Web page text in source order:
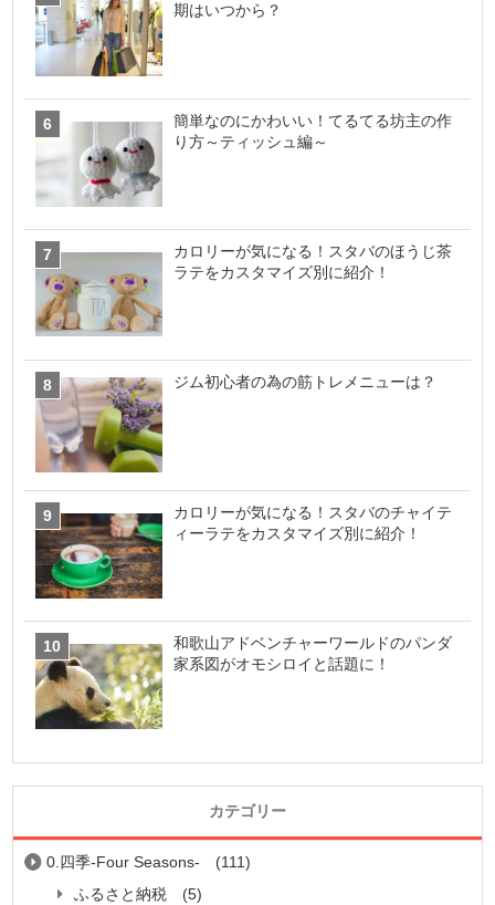
期はいつから？
簡単なのにかわいい！てるてる坊主の作
り方～ティッシュ編～
カロリーが気になる！スタバのほうじ茶
ラテをカスタマイズ別に紹介！
ジム初心者の為の筋トレメニューは？
カロリーが気になる！スタバのチャイテ
ィーラテをカスタマイズ別に紹介！
和歌山アドベンチャーワールドのパンダ
家系図がオモシロイと話題に！
カテゴリー
0.四季-Four Seasons-
(111)
ふるさと納税
(5)